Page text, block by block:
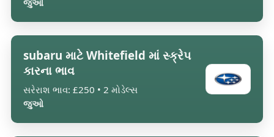
જુઓ
subaru માટે Whitefield માં સ્ક્રેપ
કારના ભાવ
સરેરાશ ભાવ: £250 • 2 મોડેલ્સ
જુઓ